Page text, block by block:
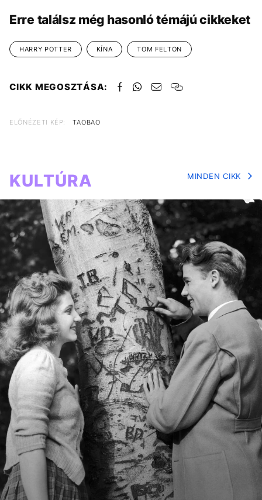
Erre találsz még hasonló témájú cikkeket
HARRY POTTER KÍNA TOM FELTON
CIKK MEGOSZTÁSA:
ELŐNÉZETI KÉP: TAOBAO
KULTÚRA MINDEN CIKK